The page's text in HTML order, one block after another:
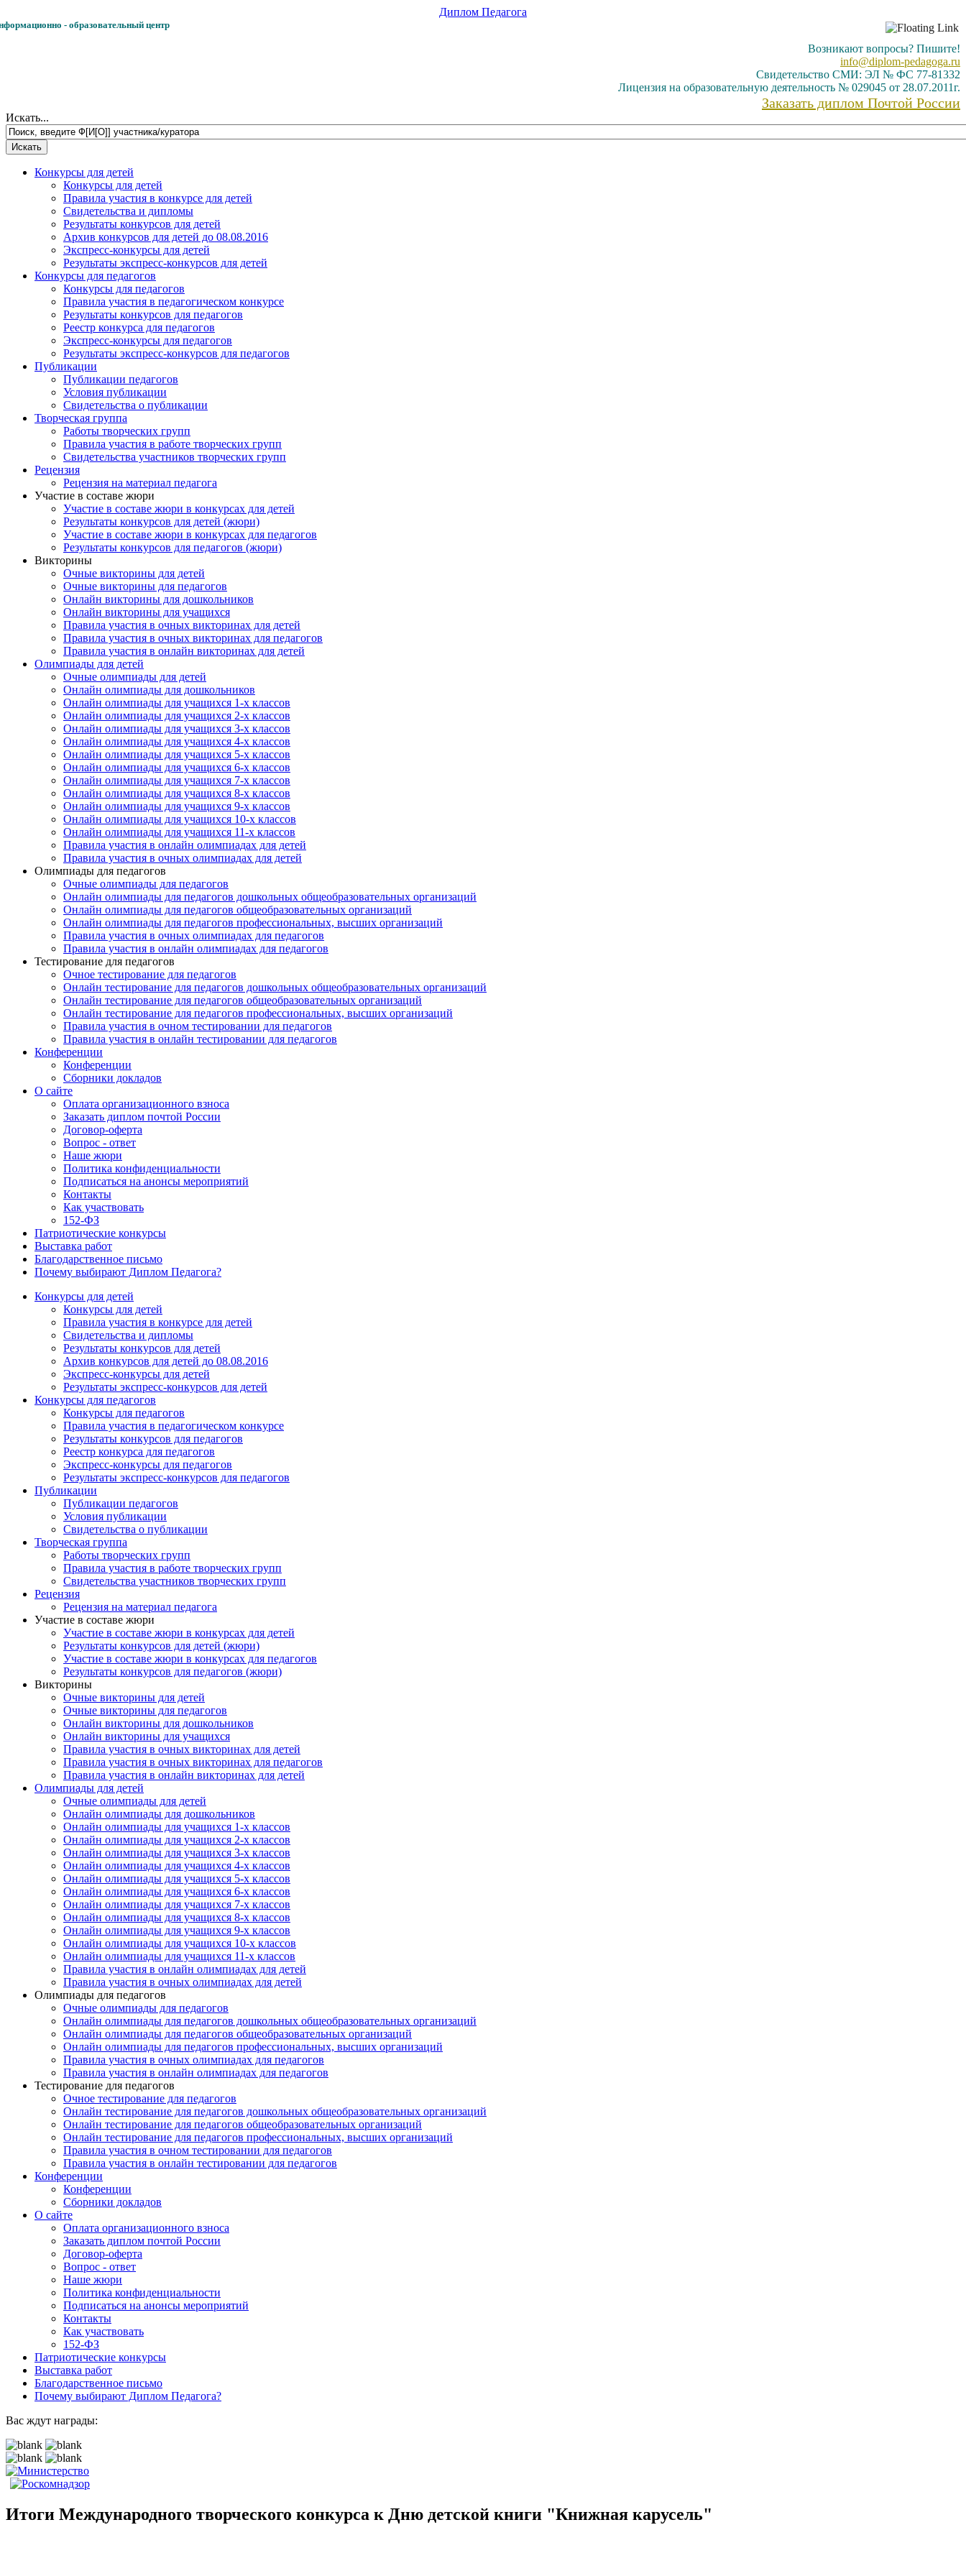
Диплом Педагога
- образовательный центр
Возникают вопросы? Пишите!
info@diplom-pedagoga.ru
Свидетельство СМИ: ЭЛ № ФС 77-81332
Лицензия на образовательную деятельность № 029045 от 28.07.2011г.
Заказать диплом Почтой России
Искать...
Конкурсы для детей
Конкурсы для детей
Правила участия в конкурсе для детей
Свидетельства и дипломы
Результаты конкурсов для детей
Архив конкурсов для детей до 08.08.2016
Экспресс-конкурсы для детей
Результаты экспресс-конкурсов для детей
Конкурсы для педагогов
Конкурсы для педагогов
Правила участия в педагогическом конкурсе
Результаты конкурсов для педагогов
Реестр конкурса для педагогов
Экспресс-конкурсы для педагогов
Результаты экспресс-конкурсов для педагогов
Публикации
Публикации педагогов
Условия публикации
Свидетельства о публикации
Творческая группа
Работы творческих групп
Правила участия в работе творческих групп
Свидетельства участников творческих групп
Рецензия
Рецензия на материал педагога
Участие в составе жюри
Участие в составе жюри в конкурсах для детей
Результаты конкурсов для детей (жюри)
Участие в составе жюри в конкурсах для педагогов
Результаты конкурсов для педагогов (жюри)
Викторины
Очные викторины для детей
Очные викторины для педагогов
Онлайн викторины для дошкольников
Онлайн викторины для учащихся
Правила участия в очных викторинах для детей
Правила участия в очных викторинах для педагогов
Правила участия в онлайн викторинах для детей
Олимпиады для детей
Очные олимпиады для детей
Онлайн олимпиады для дошкольников
Онлайн олимпиады для учащихся 1-х классов
Онлайн олимпиады для учащихся 2-х классов
Онлайн олимпиады для учащихся 3-х классов
Онлайн олимпиады для учащихся 4-х классов
Онлайн олимпиады для учащихся 5-х классов
Онлайн олимпиады для учащихся 6-х классов
Онлайн олимпиады для учащихся 7-х классов
Онлайн олимпиады для учащихся 8-х классов
Онлайн олимпиады для учащихся 9-х классов
Онлайн олимпиады для учащихся 10-х классов
Онлайн олимпиады для учащихся 11-х классов
Правила участия в онлайн олимпиадах для детей
Правила участия в очных олимпиадах для детей
Олимпиады для педагогов
Очные олимпиады для педагогов
Онлайн олимпиады для педагогов дошкольных общеобразовательных организаций
Онлайн олимпиады для педагогов общеобразовательных организаций
Онлайн олимпиады для педагогов профессиональных, высших организаций
Правила участия в очных олимпиадах для педагогов
Правила участия в онлайн олимпиадах для педагогов
Тестирование для педагогов
Очное тестирование для педагогов
Онлайн тестирование для педагогов дошкольных общеобразовательных организаций
Онлайн тестирование для педагогов общеобразовательных организаций
Онлайн тестирование для педагогов профессиональных, высших организаций
Правила участия в очном тестировании для педагогов
Правила участия в онлайн тестировании для педагогов
Конференции
Конференции
Сборники докладов
О сайте
Оплата организационного взноса
Заказать диплом почтой России
Договор-оферта
Вопрос - ответ
Наше жюри
Политика конфиденциальности
Подписаться на анонсы мероприятий
Контакты
Как участвовать
152-ФЗ
Патриотические конкурсы
Выставка работ
Благодарственное письмо
Почему выбирают Диплом Педагога?
Конкурсы для детей
Конкурсы для детей
Правила участия в конкурсе для детей
Свидетельства и дипломы
Результаты конкурсов для детей
Архив конкурсов для детей до 08.08.2016
Экспресс-конкурсы для детей
Результаты экспресс-конкурсов для детей
Конкурсы для педагогов
Конкурсы для педагогов
Правила участия в педагогическом конкурсе
Результаты конкурсов для педагогов
Реестр конкурса для педагогов
Экспресс-конкурсы для педагогов
Результаты экспресс-конкурсов для педагогов
Публикации
Публикации педагогов
Условия публикации
Свидетельства о публикации
Творческая группа
Работы творческих групп
Правила участия в работе творческих групп
Свидетельства участников творческих групп
Рецензия
Рецензия на материал педагога
Участие в составе жюри
Участие в составе жюри в конкурсах для детей
Результаты конкурсов для детей (жюри)
Участие в составе жюри в конкурсах для педагогов
Результаты конкурсов для педагогов (жюри)
Викторины
Очные викторины для детей
Очные викторины для педагогов
Онлайн викторины для дошкольников
Онлайн викторины для учащихся
Правила участия в очных викторинах для детей
Правила участия в очных викторинах для педагогов
Правила участия в онлайн викторинах для детей
Олимпиады для детей
Очные олимпиады для детей
Онлайн олимпиады для дошкольников
Онлайн олимпиады для учащихся 1-х классов
Онлайн олимпиады для учащихся 2-х классов
Онлайн олимпиады для учащихся 3-х классов
Онлайн олимпиады для учащихся 4-х классов
Онлайн олимпиады для учащихся 5-х классов
Онлайн олимпиады для учащихся 6-х классов
Онлайн олимпиады для учащихся 7-х классов
Онлайн олимпиады для учащихся 8-х классов
Онлайн олимпиады для учащихся 9-х классов
Онлайн олимпиады для учащихся 10-х классов
Онлайн олимпиады для учащихся 11-х классов
Правила участия в онлайн олимпиадах для детей
Правила участия в очных олимпиадах для детей
Олимпиады для педагогов
Очные олимпиады для педагогов
Онлайн олимпиады для педагогов дошкольных общеобразовательных организаций
Онлайн олимпиады для педагогов общеобразовательных организаций
Онлайн олимпиады для педагогов профессиональных, высших организаций
Правила участия в очных олимпиадах для педагогов
Правила участия в онлайн олимпиадах для педагогов
Тестирование для педагогов
Очное тестирование для педагогов
Онлайн тестирование для педагогов дошкольных общеобразовательных организаций
Онлайн тестирование для педагогов общеобразовательных организаций
Онлайн тестирование для педагогов профессиональных, высших организаций
Правила участия в очном тестировании для педагогов
Правила участия в онлайн тестировании для педагогов
Конференции
Конференции
Сборники докладов
О сайте
Оплата организационного взноса
Заказать диплом почтой России
Договор-оферта
Вопрос - ответ
Наше жюри
Политика конфиденциальности
Подписаться на анонсы мероприятий
Контакты
Как участвовать
152-ФЗ
Патриотические конкурсы
Выставка работ
Благодарственное письмо
Почему выбирают Диплом Педагога?
Вас ждут награды:
Итоги Международного творческого конкурса к Дню детской книги "Книжная карусель"